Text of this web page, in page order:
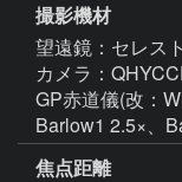
撮影機材
望遠鏡：セレス
カメラ：
GP赤道儀(改：
Barlow1 2.5×、
焦点距離